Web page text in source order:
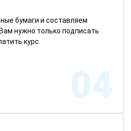
бумаги и составляем
нужно только подписать
курс.
04